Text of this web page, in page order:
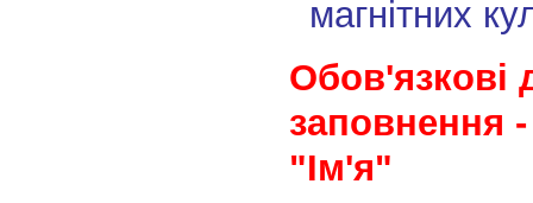
магнітних
Обов'язкові
заповнення
"Ім'я"